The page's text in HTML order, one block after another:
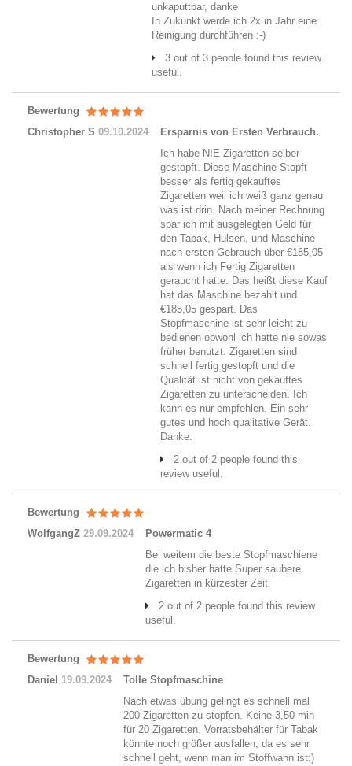
unkaputtbar, danke
In Zukunkt werde ich 2x in Jahr eine
Reinigung durchführen :-)
3 out of 3 people found this review
useful.
Bewertung
Christopher S 09.10.2024
Ersparnis von Ersten Verbrauch.
Ich habe NIE Zigaretten selber
gestopft. Diese Maschine Stopft
besser als fertig gekauftes
Zigaretten weil ich weiß ganz genau
was ist drin. Nach meiner Rechnung
spar ich mit ausgelegten Geld für
den Tabak, Hulsen, und Maschine
nach ersten Gebrauch über €185,05
als wenn ich Fertig Zigaretten
geraucht hatte. Das heißt diese Kauf
hat das Maschine bezahlt und
€185,05 gespart. Das
Stopfmaschine ist sehr leicht zu
bedienen obwohl ich hatte nie sowas
früher benutzt. Zigaretten sind
schnell fertig gestopft und die
Qualität ist nicht von gekauftes
Zigaretten zu unterscheiden. Ich
kann es nur empfehlen. Ein sehr
gutes und hoch qualitative Gerät.
Danke.
2 out of 2 people found this
review useful.
Bewertung
WolfgangZ 29.09.2024
Powermatic 4
Bei weitem die beste Stopfmaschiene
die ich bisher hatte.Super saubere
Zigaretten in kürzester Zeit.
2 out of 2 people found this review
useful.
Bewertung
Daniel 19.09.2024
Tolle Stopfmaschine
Nach etwas übung gelingt es schnell mal
200 Zigaretten zu stopfen. Keine 3,50 min
für 20 Zigaretten. Vorratsbehälter für Tabak
könnte noch größer ausfallen, da es sehr
schnell geht, wenn man im Stoffwahn ist:)